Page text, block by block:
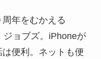
年をむかえる
ジョブズ。iPhoneが
便利。ネットも便